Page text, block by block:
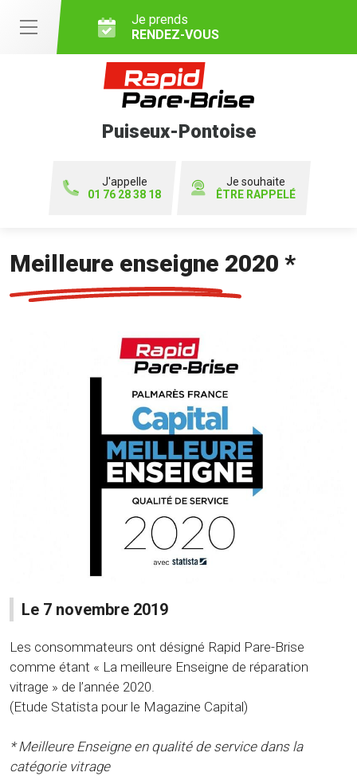
Je prends
RENDEZ-VOUS
Puiseux-Pontoise
J'appelle
01 76 28 38 18
Je souhaite
ÊTRE RAPPELÉ
Meilleure enseigne 2020 *
Le 7 novembre 2019
Les consommateurs ont désigné Rapid Pare-Brise
comme étant « La meilleure Enseigne de réparation
vitrage » de l’année 2020.
(Etude Statista pour le Magazine Capital)
* Meilleure Enseigne en qualité de service dans la
catégorie vitrage